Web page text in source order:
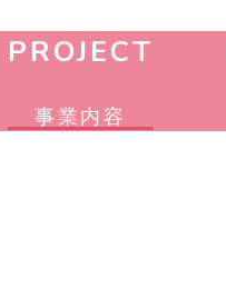
PROJECT
事業内容